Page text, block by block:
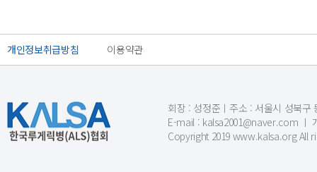
개인정보취급방침 이용약관
회장 : 성정준ㅣ주소 : 서울시 성북구
E-mail : kalsa2001@naver.com ㅣ
Copyright 2019 www.kalsa.org All